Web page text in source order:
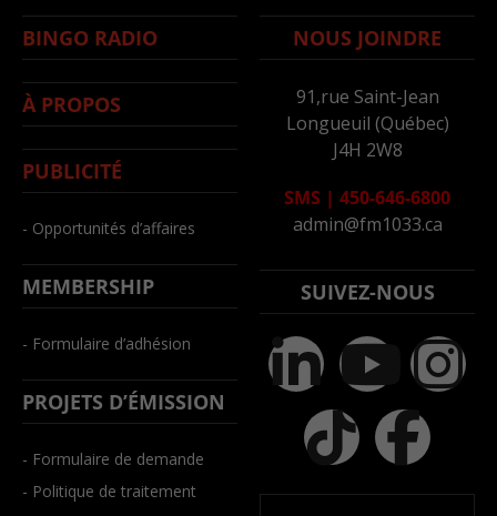
BINGO RADIO
À PROPOS
PUBLICITÉ
- Opportunités d’affaires
MEMBERSHIP
- Formulaire d’adhésion
PROJETS D’ÉMISSION
- Formulaire de demande
- Politique de traitement
NOUS JOINDRE
91,rue Saint-Jean
Longueuil (Québec)
J4H 2W8
SMS | 450-646-6800
admin@fm1033.ca
SUIVEZ-NOUS